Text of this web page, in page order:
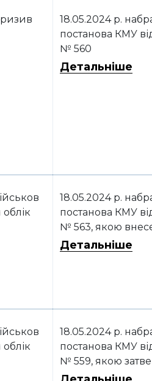
18.05.2024 р.
постанова КМУ
№ 560
Детальніше
18.05.2024 р.
постанова КМУ
№ 563, якою
орядку
Детальніше
18.05.2024 р.
постанова КМУ
№ 559, якою
док оформлення